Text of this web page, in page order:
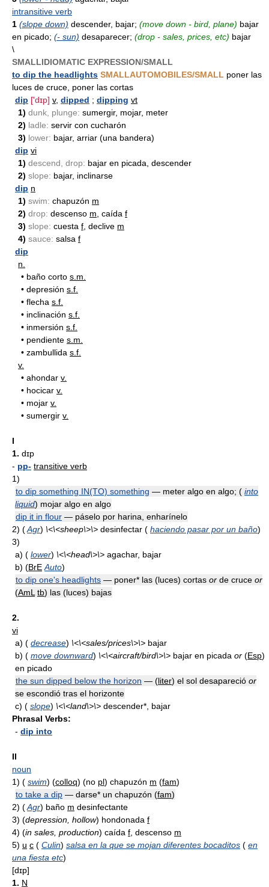
intransitive verb
1 (slope down) descender, bajar; (move down - bird, plane) bajar
en picado; (- sun) desaparecer; (drop - sales, prices, etc) bajar
\
SMALLIDIOMATIC EXPRESSION/SMALL
to dip the headlights SMALLAUTOMOBILES/SMALL poner las
luces de cruce, poner las cortas
dip ['dɪp] v, dipped ; dipping vt
1) dunk, plunge: sumergir, mojar, meter
2) ladle: servir con cucharón
3) lower: bajar, arriar (una bandera)
dip vi
1) descend, drop: bajar en picada, descender
2) slope: bajar, inclinarse
dip n
1) swim: chapuzón m
2) drop: descenso m , caída f
3) slope: cuesta f , declive m
4) sauce: salsa f
dip
n.
• baño corto s.m.
• depresión s.f.
• flecha s.f.
• inclinación s.f.
• inmersión s.f.
• pendiente s.m.
• zambullida s.f.
v.
• ahondar v.
• hocicar v.
• mojar v.
• sumergir v.
I
1. dɪp
- pp- transitive verb
1)
to dip something IN(TO) something — meter algo en algo; ( into
liquid) mojar algo en algo
dip it in flour — páselo por harina, enharínelo
2) (Agr) \<\<sheep\>\> desinfectar ( haciendo pasar por un baño)
3)
a) ( lower) \<\<head\>\> agachar, bajar
b) (BrE Auto)
to dip one's headlights — poner* las (luces) cortas or de cruce or
(AmL tb) las (luces) bajas
2.
vi
a) ( decrease) \<\<sales/prices\>\> bajar
b) ( move downward) \<\<aircraft/bird\>\> bajar en picada or (Esp)
en picado
the sun dipped below the horizon — (liter) el sol desapareció or
se escondió tras el horizonte
c) ( slope) \<\<land\>\> descender*, bajar
Phrasal Verbs:
- dip into
II
noun
1) ( swim) (colloq) (no pl) chapuzón m (fam)
to take a dip — darse* un chapuzón (fam)
2) (Agr) baño m desinfectante
3) (depression, hollow) hondonada f
4) (in sales, production) caída f , descenso m
5) u c ( Culin) salsa en la que se mojan diferentes bocaditos ( en
una fiesta etc)
[dɪp]
1. N